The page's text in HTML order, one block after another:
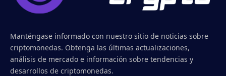
Manténgase informado con nuestro sitio de noticias sobre
criptomonedas. Obtenga las últimas actualizaciones,
análisis de mercado e información sobre tendencias y
desarrollos de criptomonedas.